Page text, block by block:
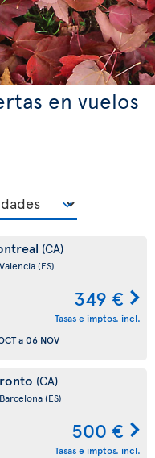
en vuelos
(CA)
(ES)
349 €
Tasas e imptos. incl.
a06 NOV
(CA)
(ES)
500 €
Tasas e imptos. incl.